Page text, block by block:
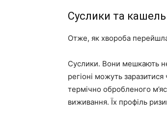
Суслики та кашель
Отже, як хвороба
Суслики. Вони мешкають
регіоні можуть
термічно обробленого
виживання. Їх профіль